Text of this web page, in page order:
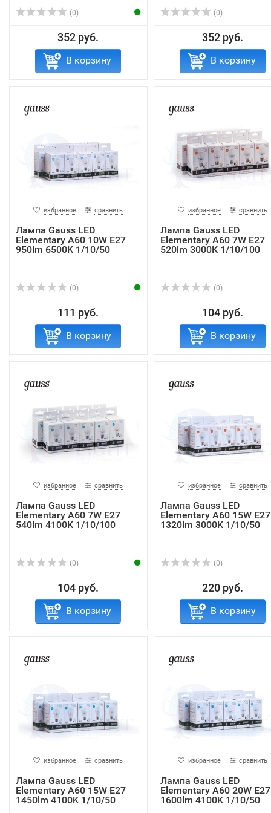
(0)
352 руб.
В корзину
(0)
352 руб.
В корзину
избранное сравнить
Лампа Gauss LED
Elementary A60 10W E27
950lm 6500K 1/10/50
(0)
111 руб.
В корзину
избранное сравнить
Лампа Gauss LED
Elementary A60 7W E27
520lm 3000K 1/10/100
(0)
104 руб.
В корзину
избранное сравнить
Лампа Gauss LED
Elementary A60 7W E27
540lm 4100K 1/10/100
(0)
104 руб.
В корзину
избранное сравнить
Лампа Gauss LED
Elementary A60 15W E27
1320lm 3000K 1/10/50
(0)
220 руб.
В корзину
избранное сравнить
Лампа Gauss LED
Elementary A60 15W E27
1450lm 4100K 1/10/50
избранное сравнить
Лампа Gauss LED
Elementary A60 20W E27
1600lm 4100K 1/10/50